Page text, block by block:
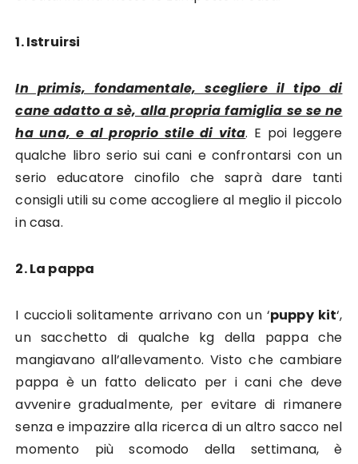
1. Istruirsi
In primis, fondamentale, scegliere il tipo di
cane adatto a sè, alla propria famiglia se se ne
ha una, e al proprio stile di vita. E poi leggere
qualche libro serio sui cani e confrontarsi con un
serio educatore cinofilo che saprà dare tanti
consigli utili su come accogliere al meglio il piccolo
in casa.
2. La pappa
I cuccioli solitamente arrivano con un ‘puppy kit‘,
un sacchetto di qualche kg della pappa che
mangiavano all’allevamento. Visto che cambiare
pappa è un fatto delicato per i cani che deve
avvenire gradualmente, per evitare di rimanere
senza e impazzire alla ricerca di un altro sacco nel
momento più scomodo della settimana, è